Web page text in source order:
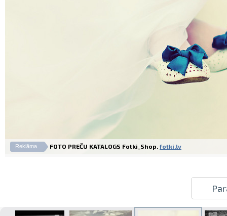
Reklāma FOTO PREČU KATALOGS Fotki_Shop. fotki.lv